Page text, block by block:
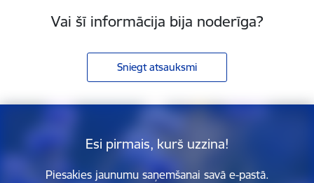
Vai šī informācija bija noderīga?
Sniegt atsauksmi
Esi pirmais, kurš uzzina!
Piesakies jaunumu saņemšanai savā e-pastā.